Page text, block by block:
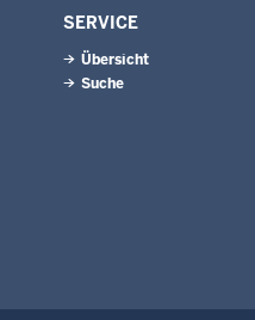
SERVICE
Übersicht
Suche